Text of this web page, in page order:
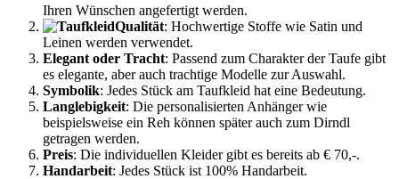
Ihren Wünschen angefertigt werden.
Qualität: Hochwertige Stoffe wie Satin und
Leinen werden verwendet.
Elegant oder Tracht: Passend zum Charakter der Taufe gibt
es elegante, aber auch trachtige Modelle zur Auswahl.
Symbolik: Jedes Stück am Taufkleid hat eine Bedeutung.
Langlebigkeit: Die personalisierten Anhänger wie
beispielsweise ein Reh können später auch zum Dirndl
getragen werden.
Preis: Die individuellen Kleider gibt es bereits ab € 70,-.
Handarbeit: Jedes Stück ist 100% Handarbeit.